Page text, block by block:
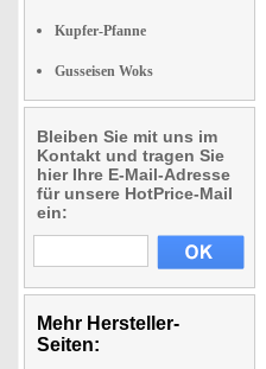
Kupfer-Pfanne
Gusseisen Woks
Bleiben Sie mit uns im
Kontakt und tragen Sie
hier Ihre E-Mail-Adresse
für unsere HotPrice-Mail
ein:
Mehr Hersteller-
Seiten: